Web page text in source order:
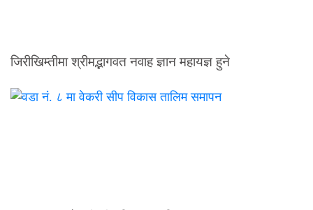
जिरीखिम्तीमा श्रीमद्भागवत नवाह ज्ञान महायज्ञ हुने